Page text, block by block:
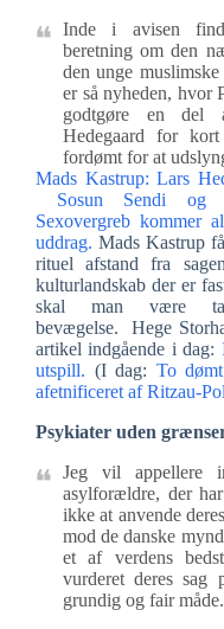
Inde i avisen
beretning om den
den unge
er så nyheden, hvor
godtgøre en del
Hedegaard for
fordømt for at
Mads Kastrup: Lars
Sosun Sendi og
Sexovergreb kommer
uddrag. Mads Kastrup
rituel afstand fra
kulturlandskab der er
skal man være
bevægelse. Hege
artikel indgående i dag:
utspill. (I dag: To
afetnificeret af Ritzau-
Psykiater uden
Jeg vil appellere
asylforældre, der
ikke at anvende
mod de danske
et af verdens
vurderet deres sag
grundig og fair måde.